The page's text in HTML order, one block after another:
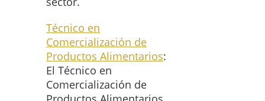
Técnico en
Comercialización de
Productos Alimentarios:
El Técnico en
Comercialización de